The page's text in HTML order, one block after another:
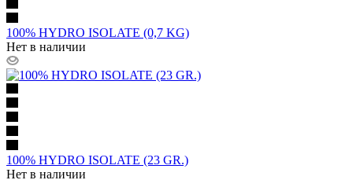
100% HYDRO ISOLATE (0,7 KG)
Нет в наличии
100% HYDRO ISOLATE (23 GR.)
Нет в наличии